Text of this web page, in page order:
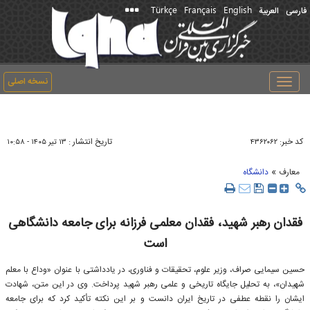
فارسی العربیة English
Français
Türkçe
نسخه اصلی
Toggle
navigation
کد خبر: ۴۳۶۲۰۶۲ تاریخ انتشار : ۱۳ تير ۱۴۰۵ - ۱۰:۵۸
معارف » دانشگاه
فقدان رهبر شهید، فقدان معلمی فرزانه برای جامعه دانشگاهی
است
حسین سیمایی صراف، وزیر علوم، تحقیقات و فناوری، در یادداشتی با عنوان «وداع با معلم
شهیدان»، به تحلیل جایگاه تاریخی و علمی رهبر شهید پرداخت. وی در این متن، شهادت
ایشان را نقطه عطفی در تاریخ ایران دانست و بر این نکته تأکید کرد که برای جامعه